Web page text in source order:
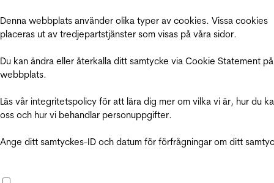
Denna webbplats använder olika typer av cookies. Vissa cookies
placeras ut av tredjepartstjänster som visas på våra sidor.
Du kan ändra eller återkalla ditt samtycke via Cookie Statement
webbplats.
Läs vår integritetspolicy för att lära dig mer om vilka vi är, hur du
oss och hur vi behandlar personuppgifter.
Ange ditt samtyckes-ID och datum för förfrågningar om ditt